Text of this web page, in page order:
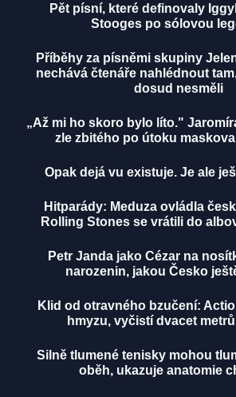
Pět písní, které definovaly
Stooges po sólovou
Příběhy za písněmi skupiny
nechává čtenáře nahlédnout
dosud nesměli
„Až mi ho skoro bylo líto."
zle zbitého po útoku
Opak dejá vu existuje. Je ale
Hitparády: Meduza ovládla
Rolling Stones se vrátili do
Petr Janda jako Cézar na
narozenin, jakou Česko
Klid od otravného bzučení:
hmyzu, vyčistí dvacet
Silně tlumené tenisky mohou
oběh, ukazuje anatomie